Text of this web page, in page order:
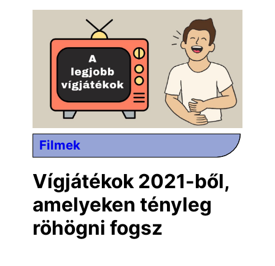
Filmek
Vígjátékok 2021-ből,
amelyeken tényleg
röhögni fogsz